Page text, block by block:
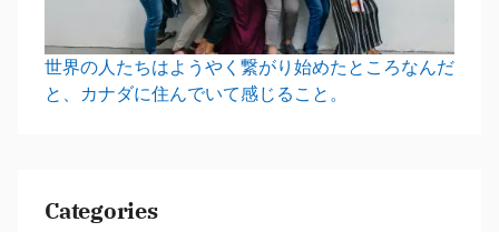
世界の人たちはようやく繋がり始めたところなんだ
と、カナダに住んでいて感じること。
Categories